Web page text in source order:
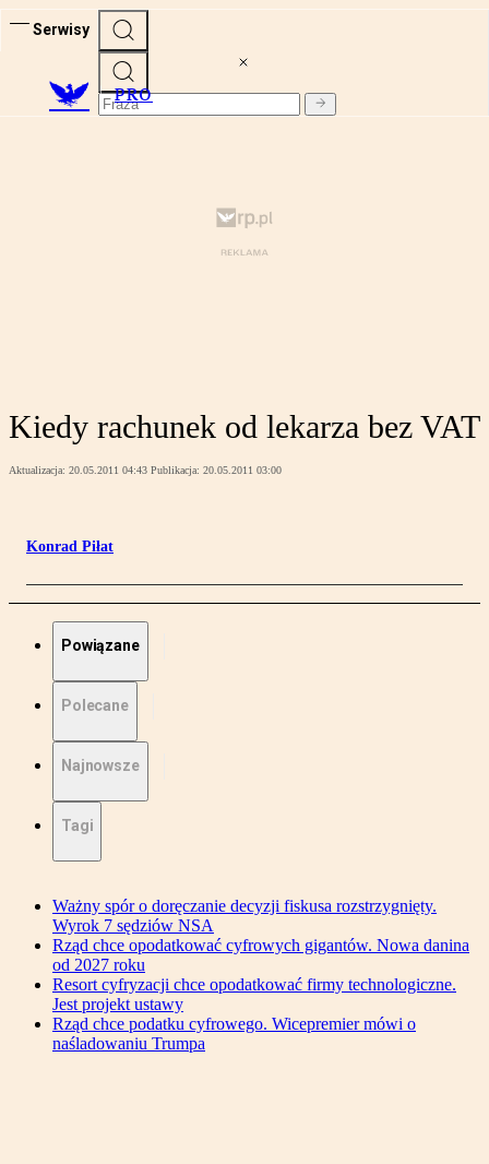
Serwisy
PRO
Kiedy rachunek od lekarza bez VAT
Aktualizacja: 20.05.2011 04:43 Publikacja: 20.05.2011 03:00
Konrad Piłat
Powiązane
Polecane
Najnowsze
Tagi
Ważny spór o doręczanie decyzji fiskusa rozstrzygnięty.
Wyrok 7 sędziów NSA
Rząd chce opodatkować cyfrowych gigantów. Nowa danina
od 2027 roku
Resort cyfryzacji chce opodatkować firmy technologiczne.
Jest projekt ustawy
Rząd chce podatku cyfrowego. Wicepremier mówi o
naśladowaniu Trumpa